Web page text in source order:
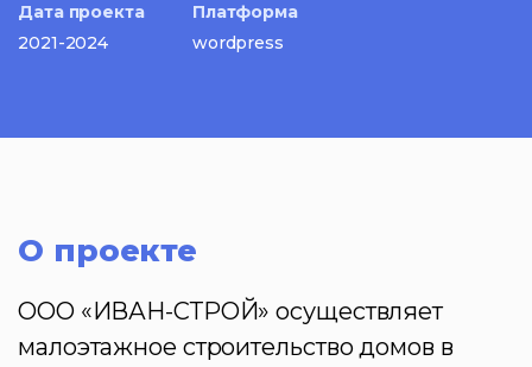
Дата проекта
2021-2024
Платформа
wordpress
О проекте
ООО «ИВАН-СТРОЙ» осуществляет
малоэтажное строительство домов в